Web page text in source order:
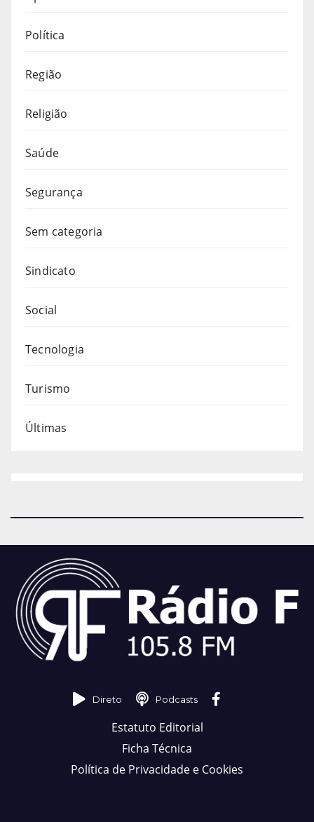
Política
Região
Religião
Saúde
Segurança
Sem categoria
Sindicato
Social
Tecnologia
Turismo
Últimas
Direto Podcasts
Estatuto Editorial
Ficha Técnica
Política de Privacidade e Cookies